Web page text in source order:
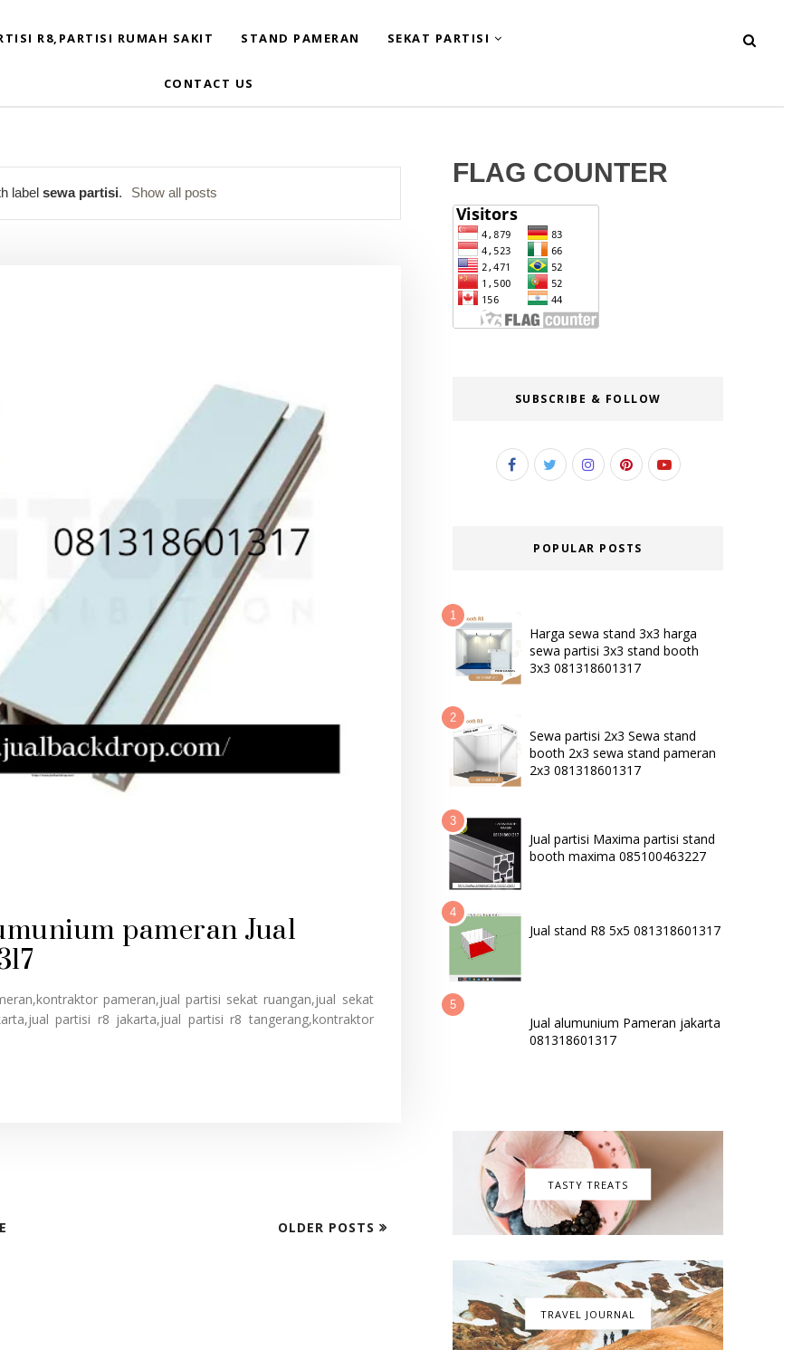
R8,PARTISI RUMAH SAKIT STAND PAMERAN SEKAT PARTISI
CONTACT US
labelsewa partisi. Show all posts
pameran Jual
pameran,jual partisi sekat ruangan,jual sekat
partisi r8 jakarta,jual partisi r8 tangerang,kontraktor
OLDER POSTS
FLAG COUNTER
SUBSCRIBE & FOLLOW
POPULAR POSTS
Harga sewa stand 3x3 harga
sewa partisi 3x3 stand booth
3x3 081318601317
Sewa partisi 2x3 Sewa stand
booth 2x3 sewa stand pameran
2x3 081318601317
Jual partisi Maxima partisi stand
booth maxima 085100463227
Jual stand R8 5x5 081318601317
Jual alumunium Pameran jakarta
081318601317
TASTY TREATS
TRAVEL JOURNAL